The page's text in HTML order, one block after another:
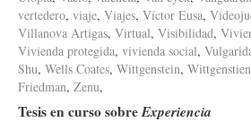
vertedero, viaje, Viajes, Víctor Eusa,
Villanova Artigas, Virtual, Visibilidad,
Vivienda protegida, vivienda social,
Shu, Wells Coates, Wittgenstein, Wittgenstien
Friedman, Zenu,
Tesis en curso sobreExperiencia